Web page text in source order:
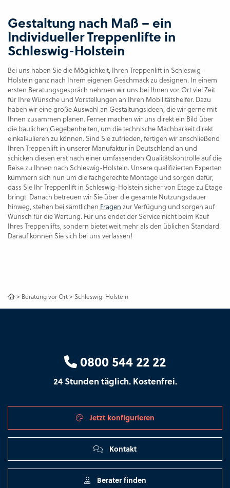
Gestaltung nach Maß – ein
Individueller Treppenlifte in
Schleswig-Holstein
Bei uns haben Sie die Möglichkeit, Ihren Treppenlift in Schleswig-
Holstein ganz nach Ihrem eigenen Geschmack zu designen. In einem
ersten Beratungsgespräch nehmen wir uns bei Ihnen vor Ort viel Zeit
für Ihre Wünsche und Vorstellungen an Ihren Mobilitätshelfer. Dazu
haben wir eine große Auswahl an Gestaltungsideen, die wir gerne mit
Ihnen zusammen planen. Ferner machen wir uns direkt ein Bild über
die baulichen Gegebenheiten, um die technische Machbarkeit direkt
einkalkulieren zu können. Sind Sie zufrieden, fertigen wir anschließend
Ihren Treppenlift in unserer Manufaktur in Deutschland an und
schicken diesen erst nach einer umfassenden Qualitätskontrolle auf die
Reise zu Ihnen nach Schleswig-Holstein. Unsere qualifizierten Experten
kümmern sich nun um die fachgerechte Montage und sorgen dafür,
dass Sie Ihr Treppenlift in Schleswig-Holstein sicher von Etage zu Etage
bringt. Danach betreuen wir Sie über die gesamte Nutzungsdauer
hinweg, stehen bei sämtlichen Fragen zur Verfügung und sorgen auf
Wunsch für die Wartung. Für uns endet der Service nicht beim Kauf
Ihres Treppenlifts, sondern bietet weit mehr als den üblichen Standard.
Darauf können Sie sich bei uns verlassen!
> Beratung vor Ort>Schleswig-Holstein
0800 544 22 22
24 Stunden täglich. Kostenfrei.
Jetzt konfigurieren
Kontakt
Berater finden